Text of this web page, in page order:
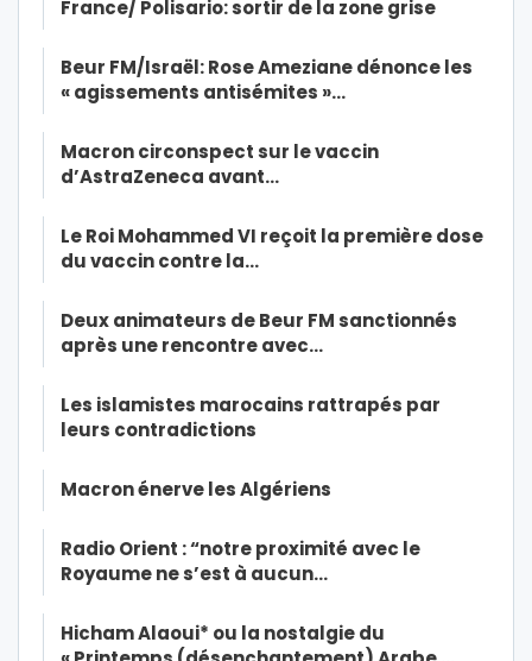
France/ Polisario: sortir de la zone grise
Beur FM/Israël: Rose Ameziane dénonce les
« agissements antisémites »…
Macron circonspect sur le vaccin
d’AstraZeneca avant…
Le Roi Mohammed VI reçoit la première dose
du vaccin contre la…
Deux animateurs de Beur FM sanctionnés
après une rencontre avec…
Les islamistes marocains rattrapés par
leurs contradictions
Macron énerve les Algériens
Radio Orient : “notre proximité avec le
Royaume ne s’est à aucun…
Hicham Alaoui* ou la nostalgie du